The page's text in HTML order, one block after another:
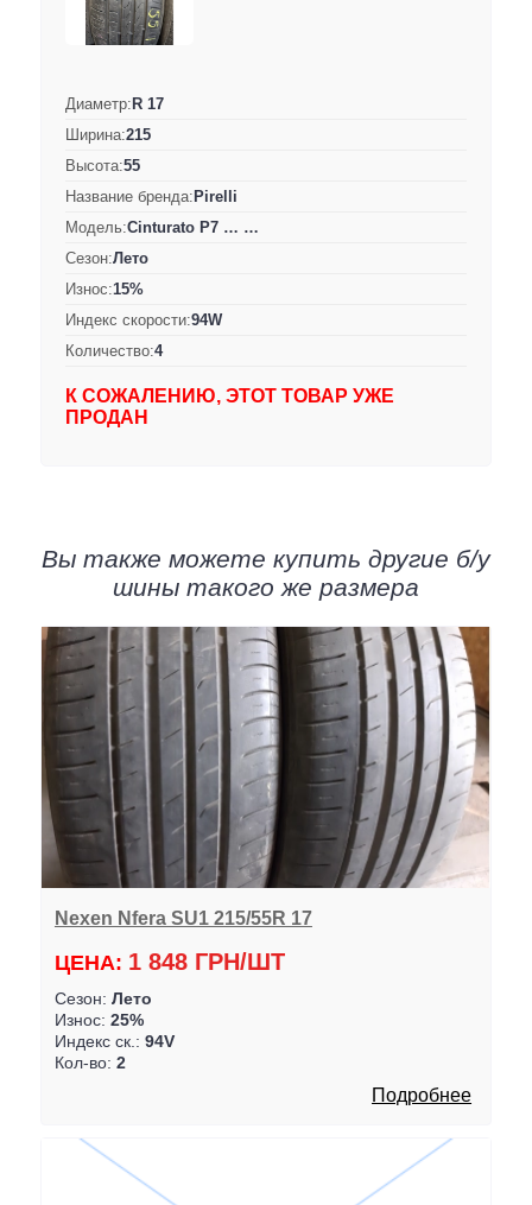
Диаметр:R 17
Ширина:215
Высота:55
Название бренда:Pirelli
Модель:Cinturato P7 … …
Сезон:Лето
Износ:15%
Индекс скорости:94W
Количество:4
К СОЖАЛЕНИЮ, ЭТОТ ТОВАР УЖЕ
ПРОДАН
Вы также можете купить другие б/у
шины такого же размера
Nexen Nfera SU1 215/55R 17
ЦЕНА: 1 848 ГРН/ШТ
Сезон: Лето
Износ: 25%
Индекс ск.: 94V
Кол-во: 2
Подробнее